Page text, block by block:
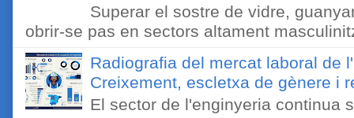
Superar el sostre de vidre,
obrir-se pas en sectors altament
Radiografia del mercat laboral de
Creixement, escletxa de gènere i
El sector de l'enginyeria continua